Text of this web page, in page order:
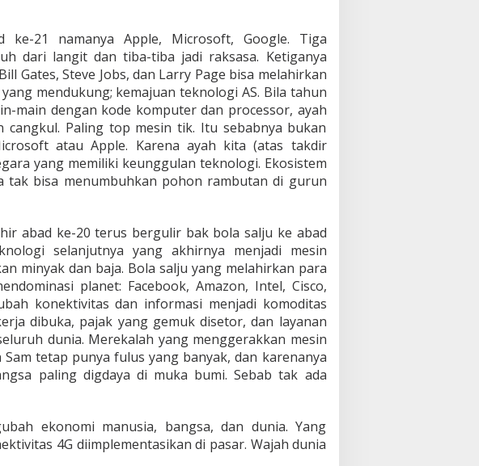
ke-21 namanya Apple, Microsoft, Google. Tiga
dari langit dan tiba-tiba jadi raksasa. Ketiganya
Gates, Steve Jobs, dan Larry Page bisa melahirkan
mendukung; kemajuan teknologi AS. Bila tahun
main dengan kode komputer dan processor, ayah
cangkul. Paling top mesin tik. Itu sebabnya bukan
atau Apple. Karena ayah kita (atas takdir
yang memiliki keunggulan teknologi. Ekosistem
tak bisa menumbuhkan pohon rambutan di gurun
abad ke-20 terus bergulir bak bola salju ke abad
selanjutnya yang akhirnya menjadi mesin
minyak dan baja. Bola salju yang melahirkan para
planet: Facebook, Amazon, Intel, Cisco,
konektivitas dan informasi menjadi komoditas
dibuka, pajak yang gemuk disetor, dan layanan
dunia. Merekalah yang menggerakkan mesin
Sam tetap punya fulus yang banyak, dan karenanya
paling digdaya di muka bumi. Sebab tak ada
ekonomi manusia, bangsa, dan dunia. Yang
4G diimplementasikan di pasar. Wajah dunia